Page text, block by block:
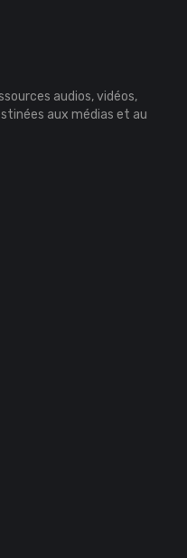
audios, vidéos,
aux médias et au